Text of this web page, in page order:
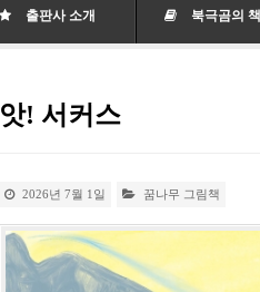
출판사 소개 북극곰의 책
앗! 서커스
2026년 7월 1일 꿈나무 그림책